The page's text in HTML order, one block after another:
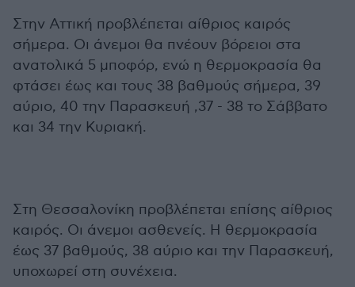
Στην Αττική προβλέπεται αίθριος καιρός
σήμερα. Οι άνεμοι θα πνέουν βόρειοι στα
ανατολικά 5 μποφόρ, ενώ η θερμοκρασία θα
φτάσει έως και τους 38 βαθμούς σήμερα, 39
αύριο, 40 την Παρασκευή ,37 - 38 το Σάββατο
και 34 την Κυριακή.
Στη Θεσσαλονίκη προβλέπεται επίσης αίθριος
καιρός. Οι άνεμοι ασθενείς. Η θερμοκρασία
έως 37 βαθμούς, 38 αύριο και την Παρασκευή,
υποχωρεί στη συνέχεια.